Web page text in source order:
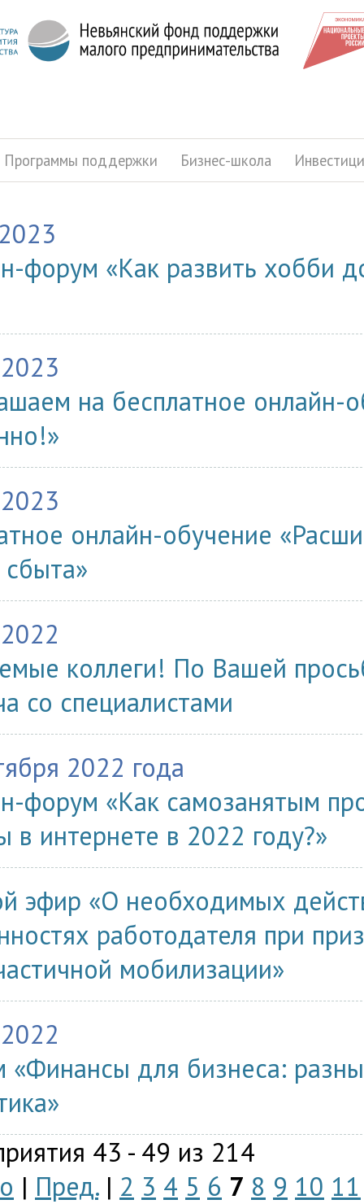
Программы поддержки Бизнес-школа
форум «Как развить хобби
на бесплатное онлайн-
онлайн-обучение
коллеги! По Вашей
со специалистами
2022 года
форум «Как самозанятым
в интернете в 2022 году?»
эфир «О необходимых
работодателя при
мобилизации»
для бизнеса:
43 - 49 из 214
| Пред.| 2 3 4 5 6 7 8 9 10 11